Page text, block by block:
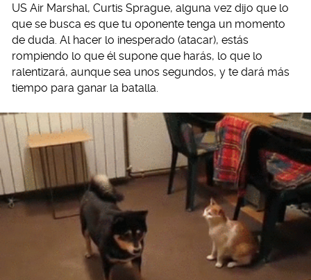
US Air Marshal, Curtis Sprague, alguna vez dijo que lo
que se busca es que tu oponente tenga un momento
de duda. Al hacer lo inesperado (atacar), estás
rompiendo lo que él supone que harás, lo que lo
ralentizará, aunque sea unos segundos, y te dará más
tiempo para ganar la batalla.